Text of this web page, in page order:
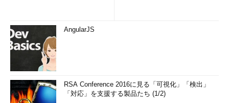
AngularJS
RSA Conference 2016に見る「可視化」「検出」
「対応」を支援する製品たち (1/2)